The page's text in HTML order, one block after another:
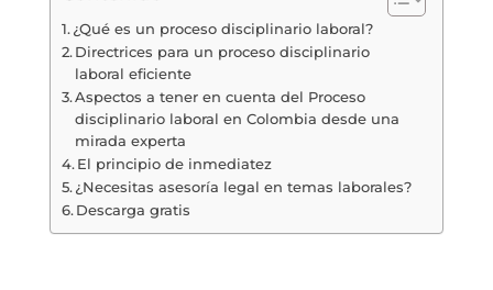
¿Qué es un proceso disciplinario laboral?
Directrices para un proceso disciplinario
laboral eficiente
Aspectos a tener en cuenta del Proceso
disciplinario laboral en Colombia desde una
mirada experta
El principio de inmediatez
¿Necesitas asesoría legal en temas laborales?
Descarga gratis